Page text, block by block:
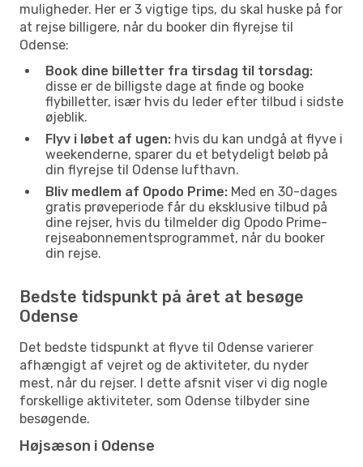
muligheder. Her er 3 vigtige tips, du skal huske på for
at rejse billigere, når du booker din flyrejse til
Odense:
Book dine billetter fra tirsdag til torsdag:
disse er de billigste dage at finde og booke
flybilletter, især hvis du leder efter tilbud i sidste
øjeblik.
Flyv i løbet af ugen: hvis du kan undgå at flyve i
weekenderne, sparer du et betydeligt beløb på
din flyrejse til Odense lufthavn.
Bliv medlem af Opodo Prime: Med en 30-dages
gratis prøveperiode får du eksklusive tilbud på
dine rejser, hvis du tilmelder dig Opodo Prime-
rejseabonnementsprogrammet, når du booker
din rejse.
Bedste tidspunkt på året at besøge
Odense
Det bedste tidspunkt at flyve til Odense varierer
afhængigt af vejret og de aktiviteter, du nyder
mest, når du rejser. I dette afsnit viser vi dig nogle
forskellige aktiviteter, som Odense tilbyder sine
besøgende.
Højsæson i Odense